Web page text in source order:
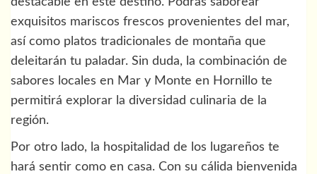
exquisitos mariscos frescos provenientes del mar,
así como platos tradicionales de montaña que
deleitarán tu paladar. Sin duda, la combinación de
sabores locales en Mar y Monte en Hornillo te
permitirá explorar la diversidad culinaria de la
región.
Por otro lado, la hospitalidad de los lugareños te
hará sentir como en casa. Con su cálida bienvenida